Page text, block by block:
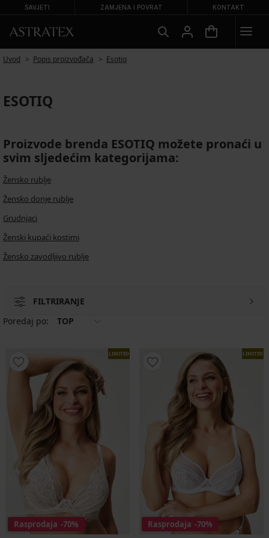
SAVJETI ZAMJENA I POVRAT KONTAKT
Uvod Popis proizvođača Esotiq
ESOTIQ
Proizvode brenda ESOTIQ možete pronaći u
svim sljedećim kategorijama:
Žensko rublje
Žensko donje rublje
Grudnjaci
Ženski kupaći kostimi
Žensko zavodljivo rublje
FILTRIRANJE
Poredaj po:
TOP
LIMITED
Rasprodaja -70%
LIMITED
Rasprodaja -70%